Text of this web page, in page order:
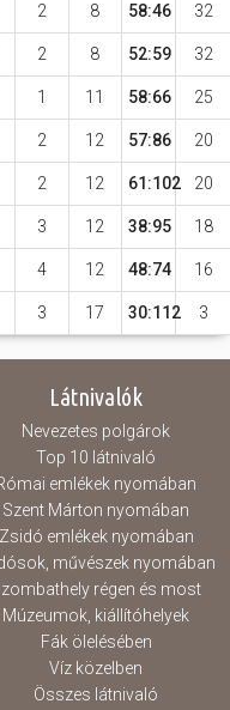
2 8 58:46 32
2 8 52:59 32
1 11 58:66 25
2 12 57:86 20
2 12 61:102 20
3 12 38:95 18
4 12 48:74 16
3 17 30:112 3
Látnivalók
Nevezetes polgárok
Top 10 látnivaló
emlékek nyomában
Szent Márton nyomában
Zsidó emlékek nyomában
művészek nyomában
régen és most
Múzeumok, kiállítóhelyek
Fák ölelésében
Víz közelben
Összes látnivaló